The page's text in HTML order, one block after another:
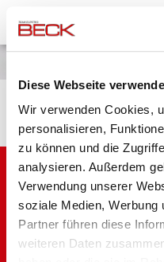
Diese Webseite
Wir verwenden Cookies,
personalisieren,
zu können und die
analysieren. Außerdem
Verwendung unserer
soziale Medien, Werbung
Partner führen diese
weiteren Daten
OFFENE
Keine Nachrichten
Barrierefreiheit